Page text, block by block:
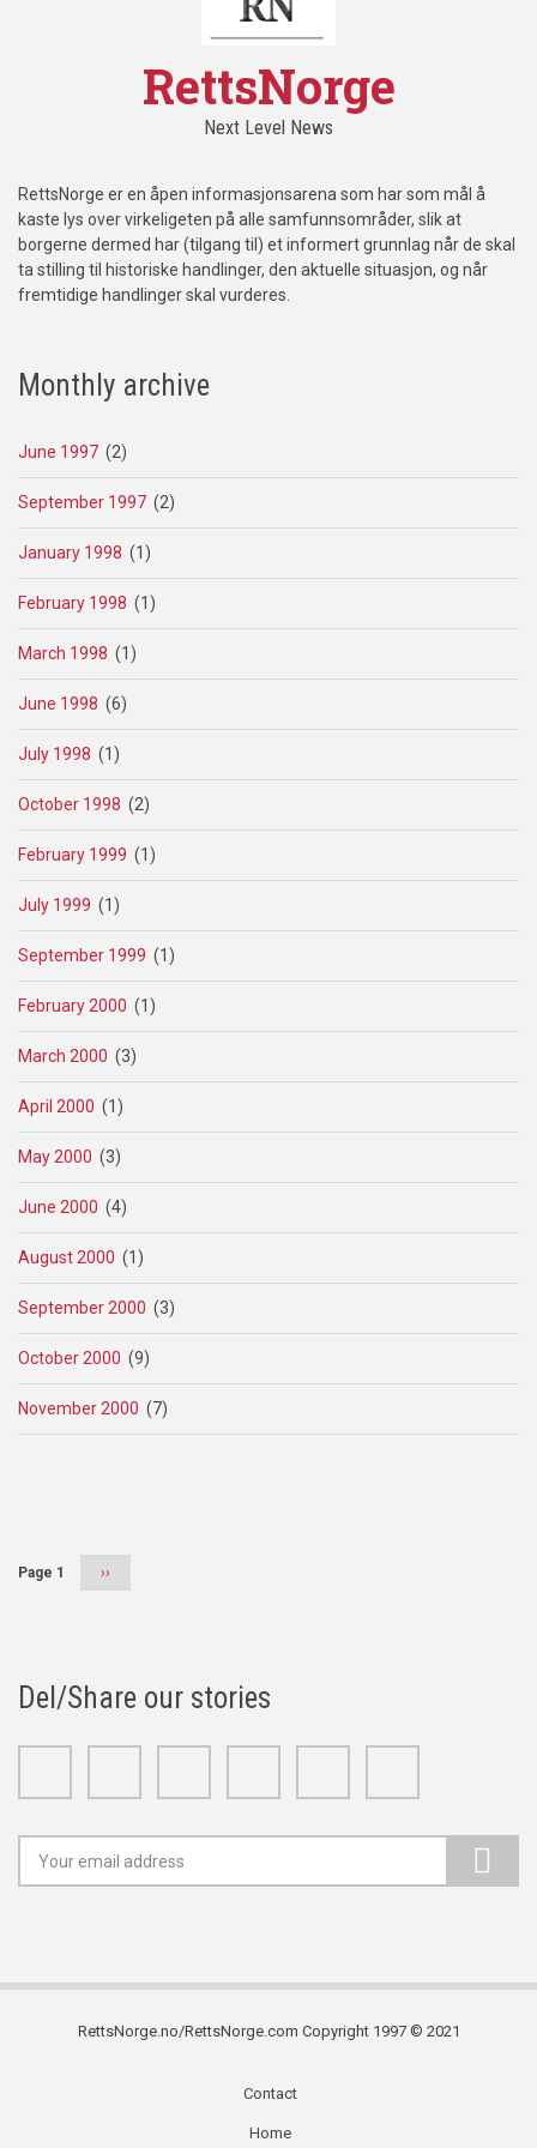
RettsNorge
Next Level News
RettsNorge er en åpen informasjonsarena som har som mål å
kaste lys over virkeligeten på alle samfunnsområder, slik at
borgerne dermed har (tilgang til) et informert grunnlag når de skal
ta stilling til historiske handlinger, den aktuelle situasjon, og når
fremtidige handlinger skal vurderes.
Monthly archive
June 1997 (2)
September 1997 (2)
January 1998 (1)
February 1998 (1)
March 1998 (1)
June 1998 (6)
July 1998 (1)
October 1998 (2)
February 1999 (1)
July 1999 (1)
September 1999 (1)
February 2000 (1)
March 2000 (3)
April 2000 (1)
May 2000 (3)
June 2000 (4)
August 2000 (1)
September 2000 (3)
October 2000 (9)
November 2000 (7)
Page 1
Next
››
Del/Share our stories
RettsNorge.no/RettsNorge.com Copyright 1997 © 2021
Contact
Home